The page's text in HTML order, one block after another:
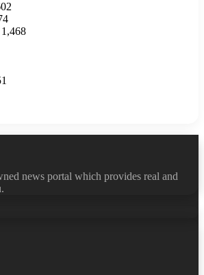
1,468
news portal which provides real and